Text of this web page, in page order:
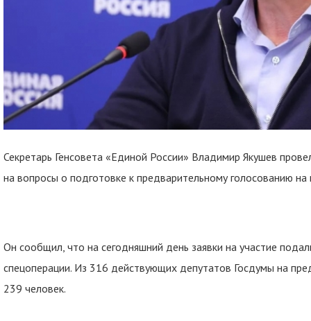
Секретарь Генсовета «Единой России» Владимир Якушев
на вопросы о подготовке к предварительному голосованию
Он сообщил, что на сегодняшний день заявки на участие
спецоперации. Из 316 действующих депутатов Госдумы на
239 человек.